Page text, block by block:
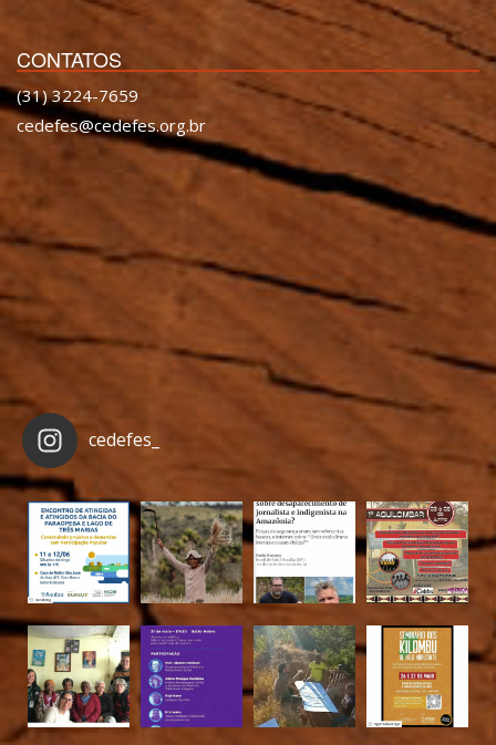
CONTATOS
(31) 3224-7659
cedefes@cedefes.org.br
cedefes_